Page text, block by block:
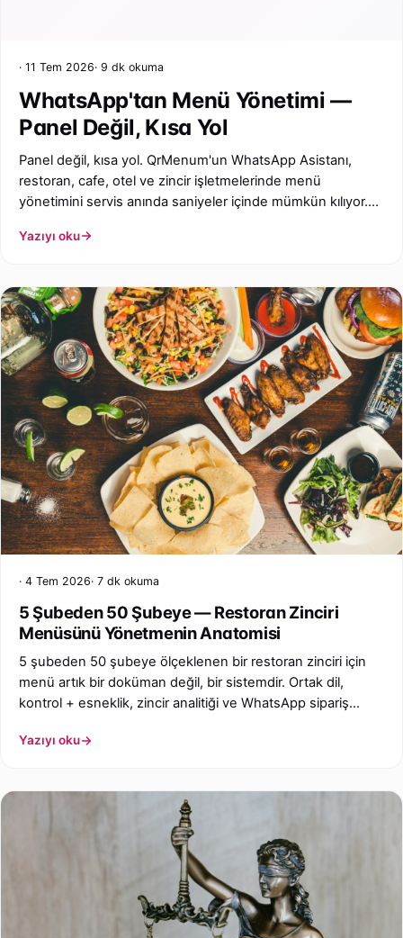
11 Tem 2026 9 dk okuma
WhatsApp'tan Menü Yönetimi —
Panel Değil, Kısa Yol
Panel değil, kısa yol. QrMenum'un WhatsApp Asistanı,
restoran, cafe, otel ve zincir işletmelerinde menü
yönetimini servis anında saniyeler içinde mümkün kılıyor.
için — ikisi birlikte çalışır. Bu yazı: kısa yol felsefesi, komut
bir standart.
Yazıyı oku
4 Tem 2026 7 dk okuma
5 Şubeden 50 Şubeye — Restoran Zinciri
Menüsünü Yönetmenin Anatomisi
5 şubeden 50 şubeye ölçeklenen bir restoran zinciri için
menü artık bir doküman değil, bir sistemdir. Ortak dil,
kontrol + esneklik, zincir analitiği ve WhatsApp sipariş
anatomisi.
Yazıyı oku